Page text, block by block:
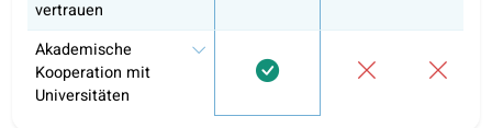
Konversationskurse
Offline-Arbeitsblätter
(PDF, übersetzt)